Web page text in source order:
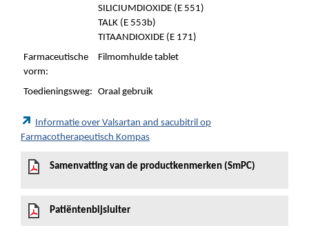
SILICIUMDIOXIDE (E 551)
TALK (E 553b)
TITAANDIOXIDE (E 171)
Farmaceutische
vorm:
Filmomhulde tablet
Toedieningsweg: Oraal gebruik
Informatie over Valsartan and sacubitril op
Farmacotherapeutisch Kompas
Samenvatting van de productkenmerken (SmPC)
Patiëntenbijsluiter